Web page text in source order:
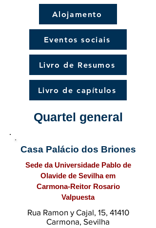
Alojamento
Eventos sociais
Livro de Resumos
Livro de capítulos
Quartel general
Casa Palácio dos Briones
Sede da Universidade Pablo de
Olavide de Sevilha em
Carmona-Reitor Rosario
Valpuesta
Rua Ramon y Cajal, 15, 41410
Carmona, Sevilha